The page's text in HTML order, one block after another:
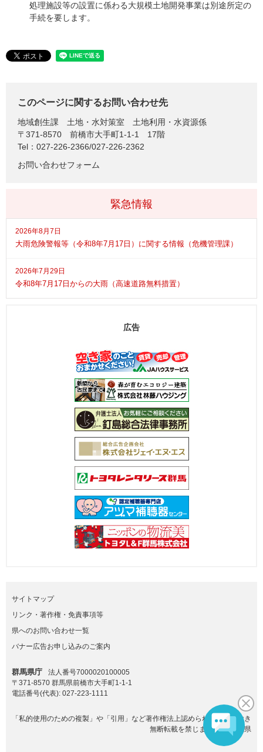
処理施設等の設置に係わる大規模土地開発事業は別途所定の
手続を要します。
このページに関するお問い合わせ先
地域創生課
土地・水対策室 土地利用・水資源係
〒371-8570
前橋市大手町1-1-1 17階
Tel：027-226-2366/027-226-2362
お問い合わせフォーム
緊急情報
2026年8月7日
大雨危険警報等（令和8年7月17日）に関する情報（危機管理課）
2026年7月29日
令和8年7月17日からの大雨（高速道路無料措置）
広告
サイトマップ
リンク・著作権・免責事項等
県へのお問い合わせ一覧
バナー広告お申し込みのご案内
群馬県庁
法人番号7000020100005
〒371-8570 群馬県前橋市大手町1-1-1
電話番号(代表): 027-223-1111
「私的使用のための複製」や「引用」など著作権法上認められた場合を除き
無断転載を禁じます。(C)群馬県